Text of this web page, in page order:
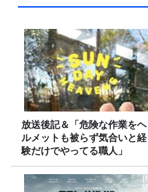
放送後記＆「危険な作業をヘ
ルメットも被らず気合いと経
験だけでやってる職人」